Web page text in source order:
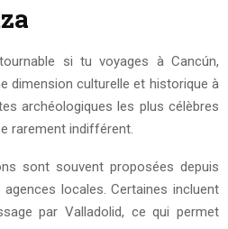
si tu voyages à Cancún,
dimension culturelle et historique à
archéologiques les plus célèbres
rarement indifférent.
sont souvent proposées depuis
locales. Certaines incluent
par Valladolid, ce qui permet